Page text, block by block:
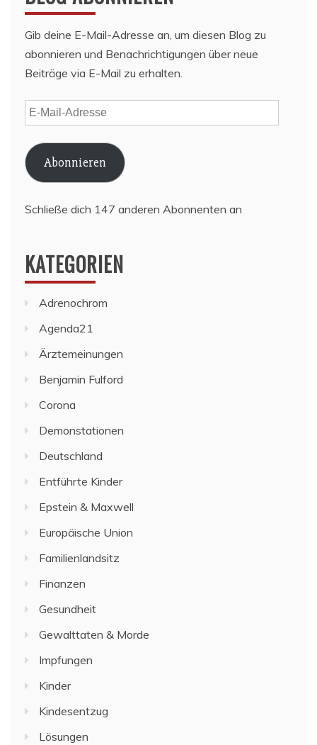
Gib deine E-Mail-Adresse an, um diesen Blog zu
abonnieren und Benachrichtigungen über neue
Beiträge via E-Mail zu erhalten.
E-
Mail-
Adresse
Abonnieren
Schließe dich 147 anderen Abonnenten an
KATEGORIEN
Adrenochrom
Agenda21
Ärztemeinungen
Benjamin Fulford
Corona
Demonstationen
Deutschland
Entführte Kinder
Epstein & Maxwell
Europäische Union
Familienlandsitz
Finanzen
Gesundheit
Gewalttaten & Morde
Impfungen
Kinder
Kindesentzug
Lösungen